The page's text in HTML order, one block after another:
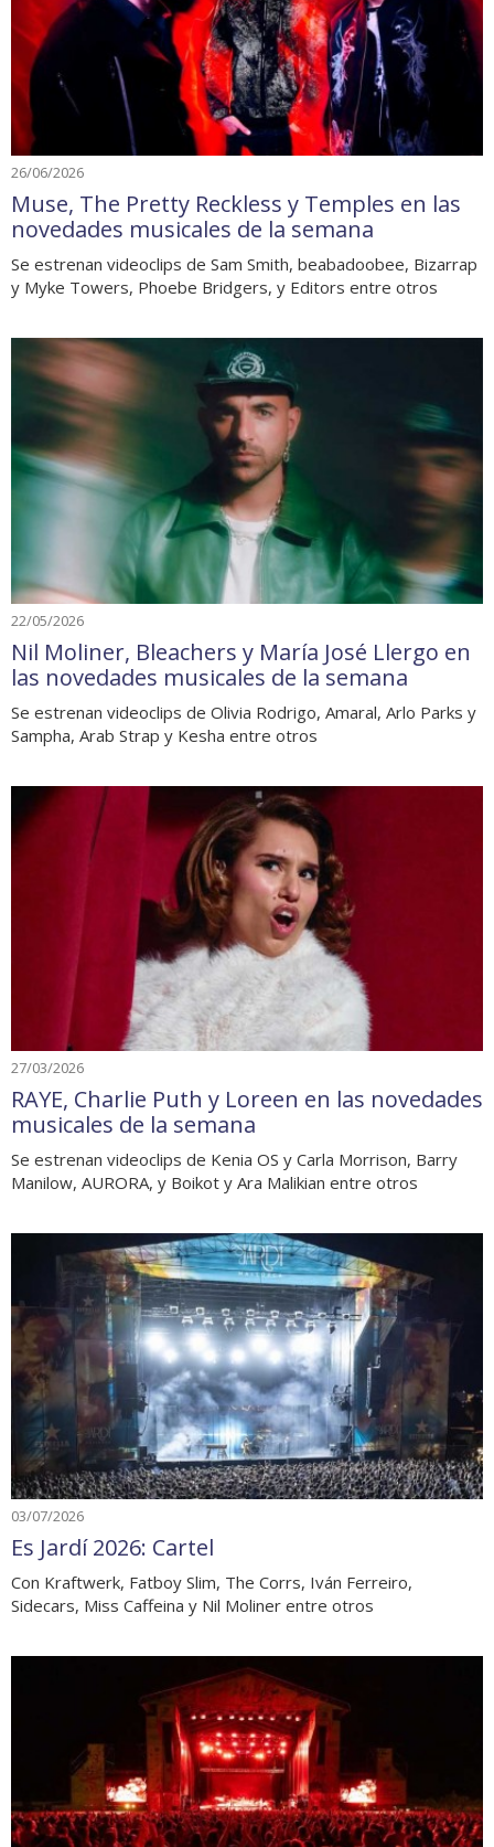
26/06/2026
Muse, The Pretty Reckless y Temples en las
novedades musicales de la semana
Se estrenan videoclips de Sam Smith, beabadoobee, Bizarrap
y Myke Towers, Phoebe Bridgers, y Editors entre otros
22/05/2026
Nil Moliner, Bleachers y María José Llergo en
las novedades musicales de la semana
Se estrenan videoclips de Olivia Rodrigo, Amaral, Arlo Parks y
Sampha, Arab Strap y Kesha entre otros
27/03/2026
RAYE, Charlie Puth y Loreen en las novedades
musicales de la semana
Se estrenan videoclips de Kenia OS y Carla Morrison, Barry
Manilow, AURORA, y Boikot y Ara Malikian entre otros
03/07/2026
Es Jardí 2026: Cartel
Con Kraftwerk, Fatboy Slim, The Corrs, Iván Ferreiro,
Sidecars, Miss Caffeina y Nil Moliner entre otros